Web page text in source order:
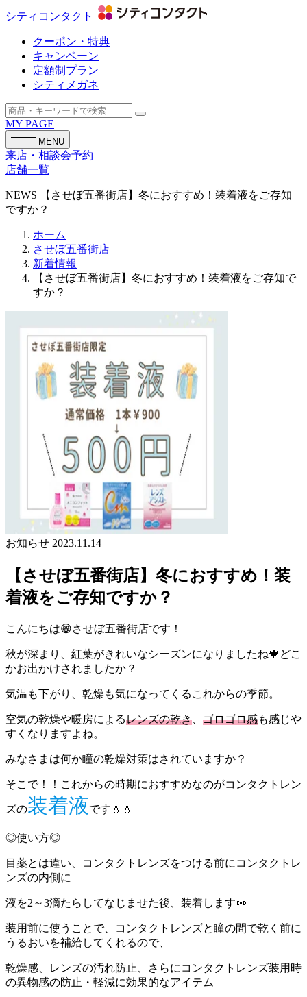
シティコンタクト
クーポン・特典
キャンペーン
定額制プラン
シティメガネ
MY PAGE
MENU
来店・相談会予約
店舗一覧
NEWS
【させぼ五番街店】冬におすすめ！装着液をご存知
ですか？
ホーム
させぼ五番街店
新着情報
【させぼ五番街店】冬におすすめ！装着液をご存知で
すか？
お知らせ 2023.11.14
【させぼ五番街店】冬におすすめ！装
着液をご存知ですか？
こんにちは😁させぼ五番街店です！
秋が深まり、紅葉がきれいなシーズンになりましたね🍁どこ
かお出かけされましたか？
気温も下がり、乾燥も気になってくるこれからの季節。
空気の乾燥や暖房によるレンズの乾き ゴロゴロ感も感じや
すくなりますよね。
みなさまは何か瞳の乾燥対策はされていますか？
そこで！！これからの時期におすすめなのがコンタクトレン
ズの装着液です💧💧
◎使い方◎
目薬とは違い、コンタクトレンズをつける前にコンタクトレ
ンズの内側に
液を2～3滴たらしてなじませた後、装着します👀
装用前に使うことで、コンタクトレンズと瞳の間で乾く前に
うるおいを補給してくれるので、
乾燥感、レンズの汚れ防止、さらにコンタクトレンズ装用時
の異物感の防止・軽減に効果的なアイテム